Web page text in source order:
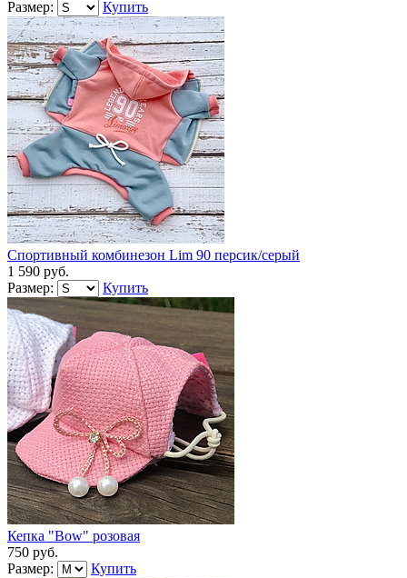
Размер:
Купить
Спортивный комбинезон Lim 90 персик/серый
1 590 руб.
Размер:
Купить
Кепка "Bow" розовая
750 руб.
Размер:
Купить